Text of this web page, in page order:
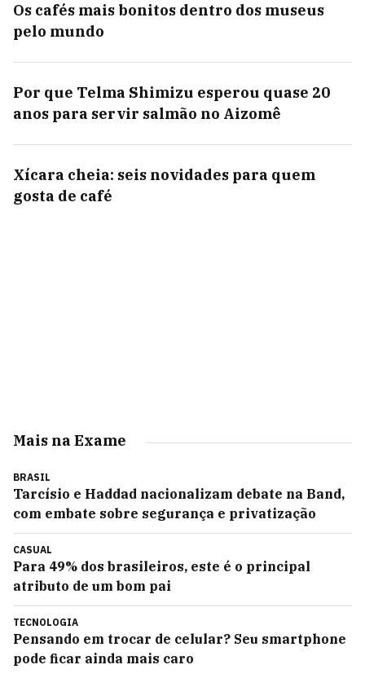
Os cafés mais bonitos dentro dos museus
pelo mundo
Por que Telma Shimizu esperou quase 20
anos para servir salmão no Aizomê
Xícara cheia: seis novidades para quem
gosta de café
Mais na Exame
BRASIL
Tarcísio e Haddad nacionalizam debate na Band,
com embate sobre segurança e privatização
CASUAL
Para 49% dos brasileiros, este é o principal
atributo de um bom pai
TECNOLOGIA
Pensando em trocar de celular? Seu smartphone
pode ficar ainda mais caro